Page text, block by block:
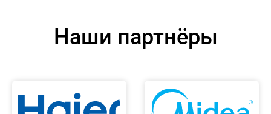
Наши партнёры